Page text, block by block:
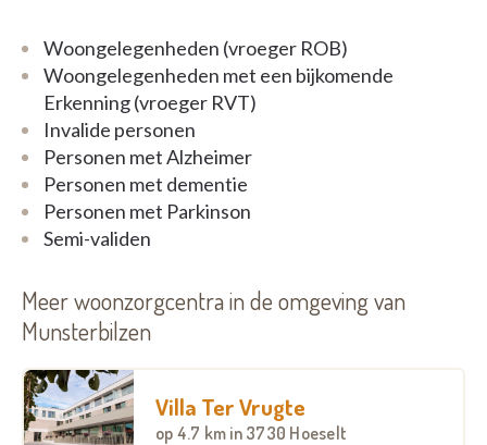
Woongelegenheden (vroeger ROB)
Woongelegenheden met een bijkomende
Erkenning (vroeger RVT)
Invalide personen
Personen met Alzheimer
Personen met dementie
Personen met Parkinson
Semi-validen
Meer woonzorgcentra in de omgeving van
Munsterbilzen
Villa Ter Vrugte
op 4.7 km in 3730 Hoeselt